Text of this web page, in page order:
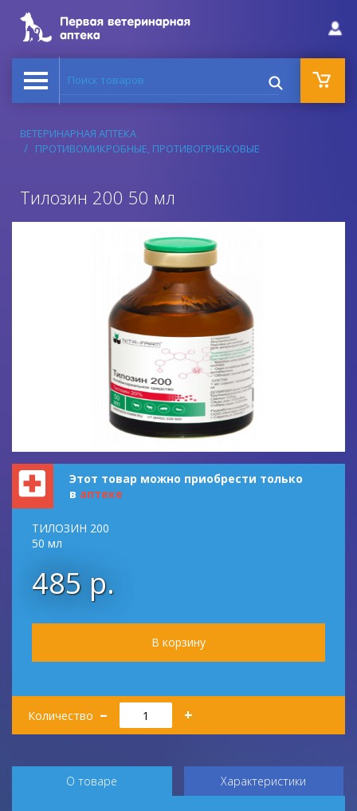
Поиск товаров
ВЕТЕРИНАРНАЯ АПТЕКА
ПРОТИВОМИКРОБНЫЕ, ПРОТИВОГРИБКОВЫЕ
Тилозин 200 50 мл
Этот товар можно приобрести только
в аптеке
ТИЛОЗИН 200
50 мл
485 р.
Количество
Количество
– +
О товаре Характеристики